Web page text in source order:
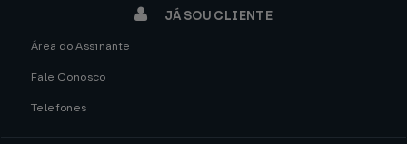
JÁ SOU CLIENTE
Área do Assinante
Fale Conosco
Telefones